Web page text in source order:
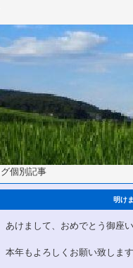
個別記事
明け
あけまして、おめでとう御座
本年もよろしくお願い致しま